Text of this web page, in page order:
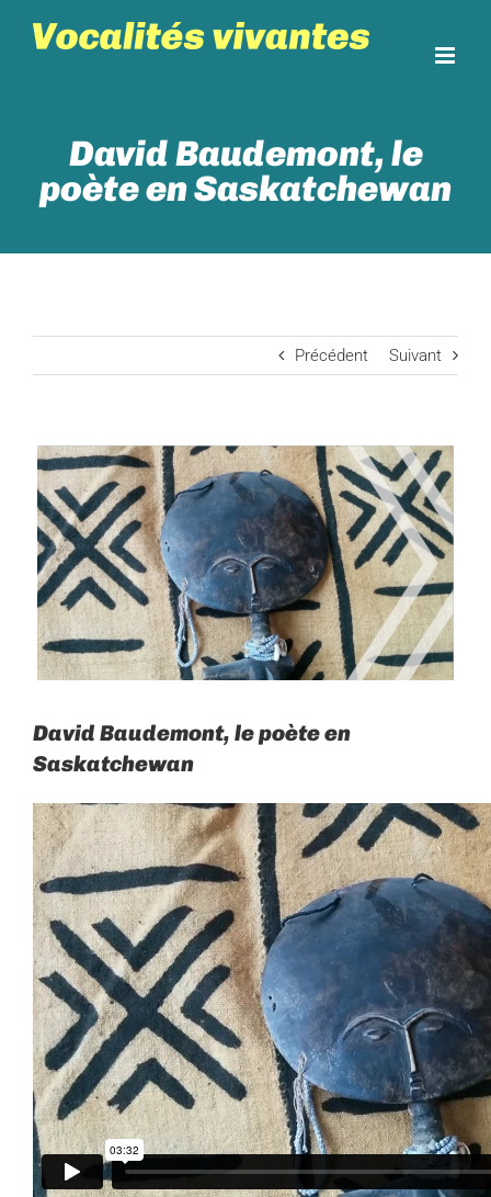
David Baudemont, le
poète en Saskatchewan
Précédent Suivant
View
Larger
Image
David Baudemont, le poète en
Saskatchewan